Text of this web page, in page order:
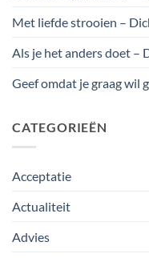
Met liefde strooien –
Als je het anders doet –
Geef omdat je graag wil
CATEGORIEËN
Acceptatie
Actualiteit
Advies